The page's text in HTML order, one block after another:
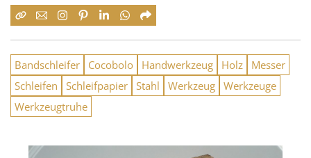
Bandschleifer Cocobolo Handwerkzeug Holz
Messer
Schleifen
Schleifpapier Stahl Werkzeug Werkzeuge
Werkzeugtruhe